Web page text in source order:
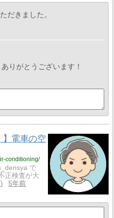
だきました。
りがとうございます！
】電車の空
conditioning/
で
正検査が大
5年前